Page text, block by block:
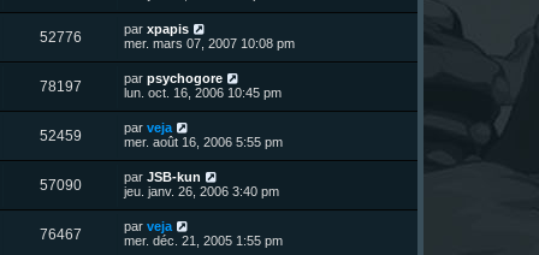
g
e
s
s
a
g
e
s
r
m
e
s
s
a
g
e
u
s
i
e
r
m
e
s
s
a
g
e
52776V
u
s
D
e
i
e
r
m
e
s
s
a
g
e
par xpapis
mer. mars 07, 2007 10:08 pm
78197V
u
s
D
e
i
e
r
m
e
s
s
a
g
par psychogore
lun. oct. 16, 2006 10:45 pm
52459V
u
s
D
e
i
e
r
m
e
par veja
mer. août 16, 2006 5:55 pm
57090V
u
D
e
i
e
par JSB-kun
jeu. janv. 26, 2006 3:40 pm
76467V
D
e
par veja
mer. déc. 21, 2005 1:55 pm